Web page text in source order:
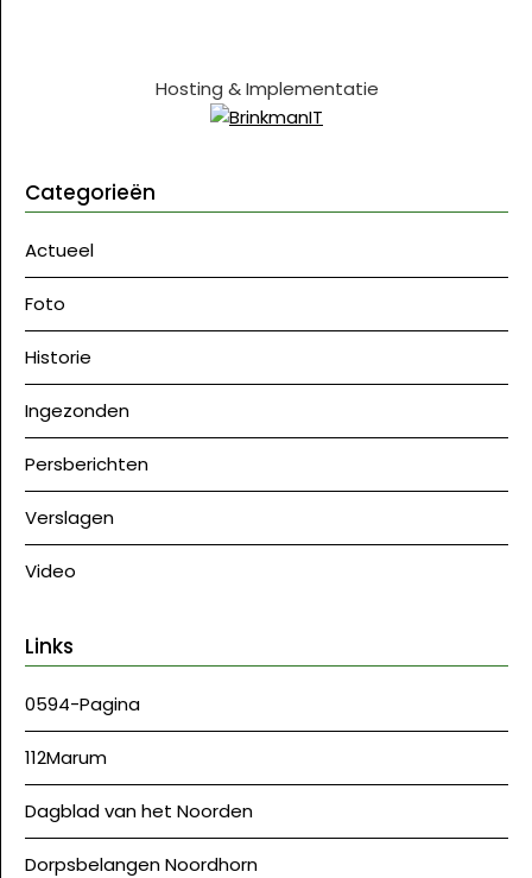
Hosting & Implementatie
Categorieën
Actueel
Foto
Historie
Ingezonden
Persberichten
Verslagen
Video
Links
0594-Pagina
112Marum
Dagblad van het Noorden
Dorpsbelangen Noordhorn